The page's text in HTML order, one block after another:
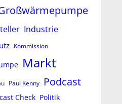
Industrie
Kommission
Markt
Paul Kenny Podcast
Check Politik